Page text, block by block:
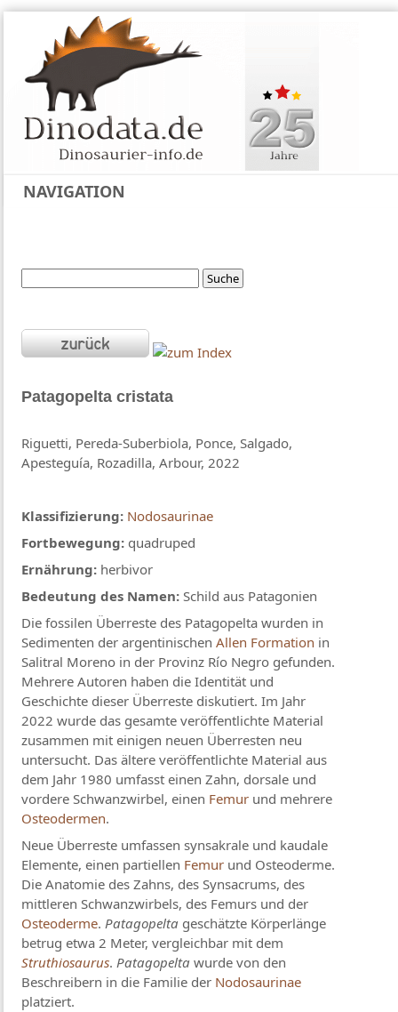
NAVIGATION
Patagopelta cristata
Riguetti, Pereda-Suberbiola, Ponce, Salgado,
Apesteguía, Rozadilla, Arbour, 2022
Klassifizierung: Nodosaurinae
Fortbewegung: quadruped
Ernährung: herbivor
Bedeutung des Namen: Schild aus Patagonien
Die fossilen Überreste des Patagopelta wurden in
Sedimenten der argentinischenAllen Formation in
Salitral Moreno in der Provinz Río Negro gefunden.
Mehrere Autoren haben die Identität und
Geschichte dieser Überreste diskutiert. Im Jahr
2022 wurde das gesamte veröffentlichte Material
zusammen mit einigen neuen Überresten neu
untersucht. Das ältere veröffentlichte Material aus
dem Jahr 1980 umfasst einen Zahn, dorsale und
vordere Schwanzwirbel, einen Femur und mehrere
Osteodermen.
Neue Überreste umfassen synsakrale und kaudale
Elemente, einen partiellen Femur und Osteoderme.
Die Anatomie des Zahns, des Synsacrums, des
mittleren Schwanzwirbels, des Femurs und der
Osteoderme.Patagopelta geschätzte Körperlänge
betrug etwa 2 Meter, vergleichbar mit dem
Struthiosaurus.Patagopelta wurde von den
Beschreibern in die Familie der Nodosaurinae
platziert.